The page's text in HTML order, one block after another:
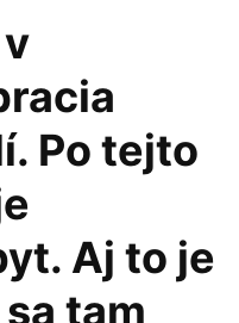
Po tejto
Aj to je
tam